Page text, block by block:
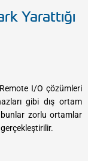
Yarattığı
I/O çözümleri
gibi dış ortam
zorlu ortamlar